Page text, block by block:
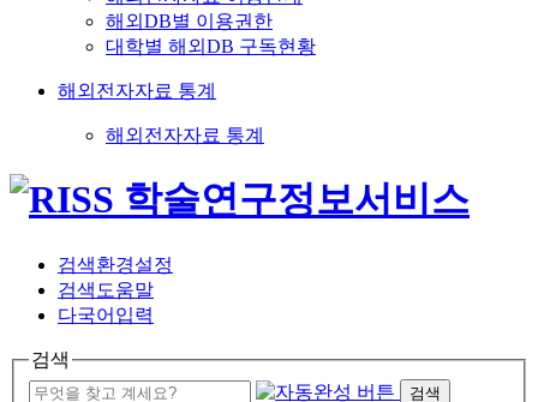
해외DB별 이용권한
대학별 해외DB 구독현황
해외전자자료 통계
해외전자자료 통계
검색환경설정
검색도움말
다국어입력
검색
검색